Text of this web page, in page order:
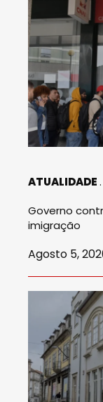
ATUALIDADE
Governo
imigração
Agosto 5,